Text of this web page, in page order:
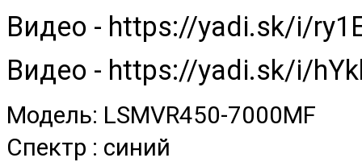
Видео - https://yadi.sk/i/
Видео - https://yadi.sk/i/
Модель: LSMVR450-7000MF
Спектр : синий